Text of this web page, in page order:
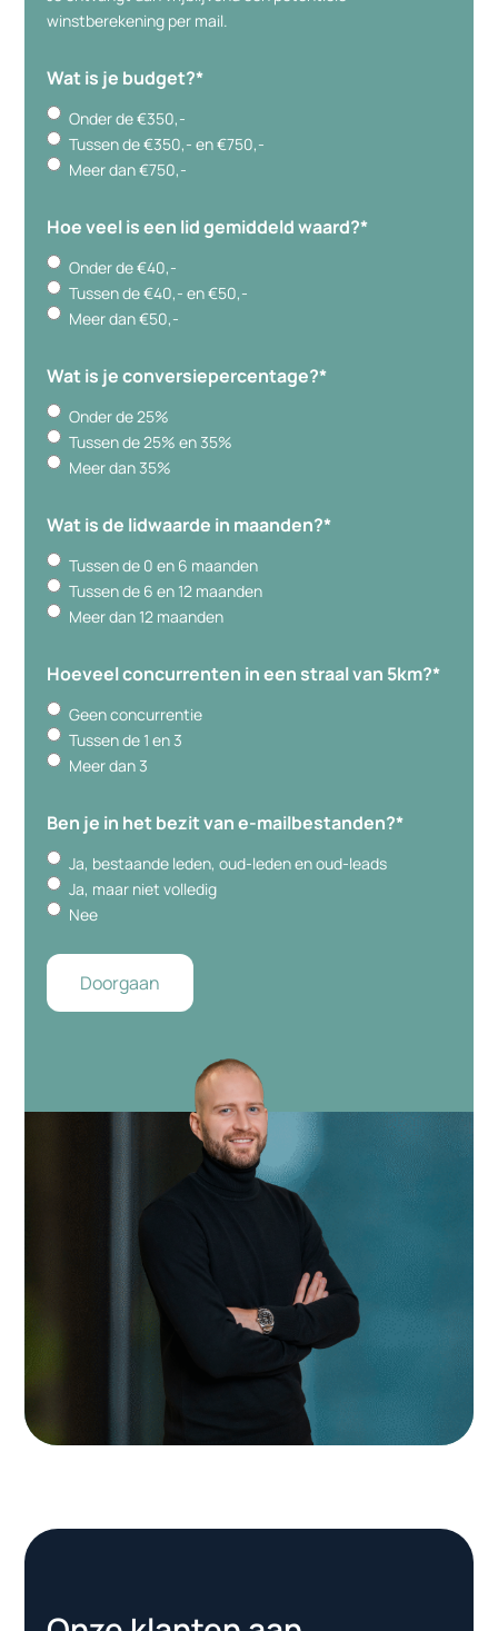
winstberekening per mail.
Wat is je budget?*
Onder de €350,-
Tussen de €350,- en €750,-
Meer dan €750,-
Hoe veel is een lid gemiddeld waard?*
Onder de €40,-
Tussen de €40,- en €50,-
Meer dan €50,-
Wat is je conversiepercentage?*
Onder de 25%
Tussen de 25% en 35%
Meer dan 35%
Wat is de lidwaarde in maanden?*
Tussen de 0 en 6 maanden
Tussen de 6 en 12 maanden
Meer dan 12 maanden
Hoeveel concurrenten in een straal van 5km?*
Geen concurrentie
Tussen de 1 en 3
Meer dan 3
Ben je in het bezit van e-mailbestanden?*
Ja, bestaande leden, oud-leden en oud-leads
Ja, maar niet volledig
Nee